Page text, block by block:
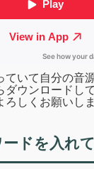
ていて自分の音
ダウンロードし
しくお願いしま
ドを入れ